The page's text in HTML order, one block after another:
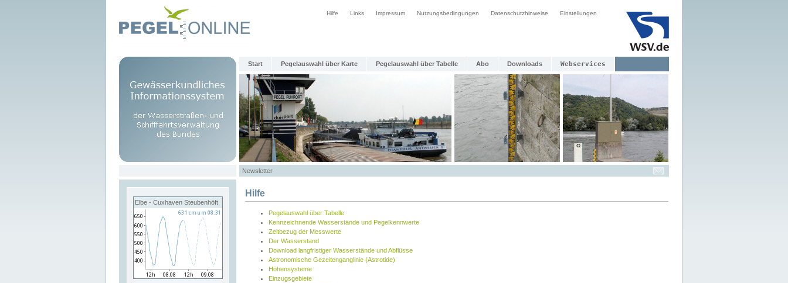
Hilfe Links Impressum Nutzungsbedingungen Datenschutzhinweise Einstellungen
Start Pegelauswahl über Karte Pegelauswahl über Tabelle Abo Downloads Webservices
Newsletter
Elbe - Cuxhaven Steubenhöft
Hilfe
Pegelauswahl über Tabelle
Kennzeichnende Wasserstände und Pegelkennwerte
Zeitbezug der Messwerte
Der Wasserstand
Download langfristiger Wasserstände und Abflüsse
Astronomische Gezeitenganglinie (Astrotide)
Höhensysteme
Einzugsgebiete